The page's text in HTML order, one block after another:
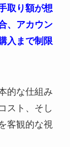
取り額が想
、アカウン
入まで制限
的な仕組み
スト、そし
客観的な視